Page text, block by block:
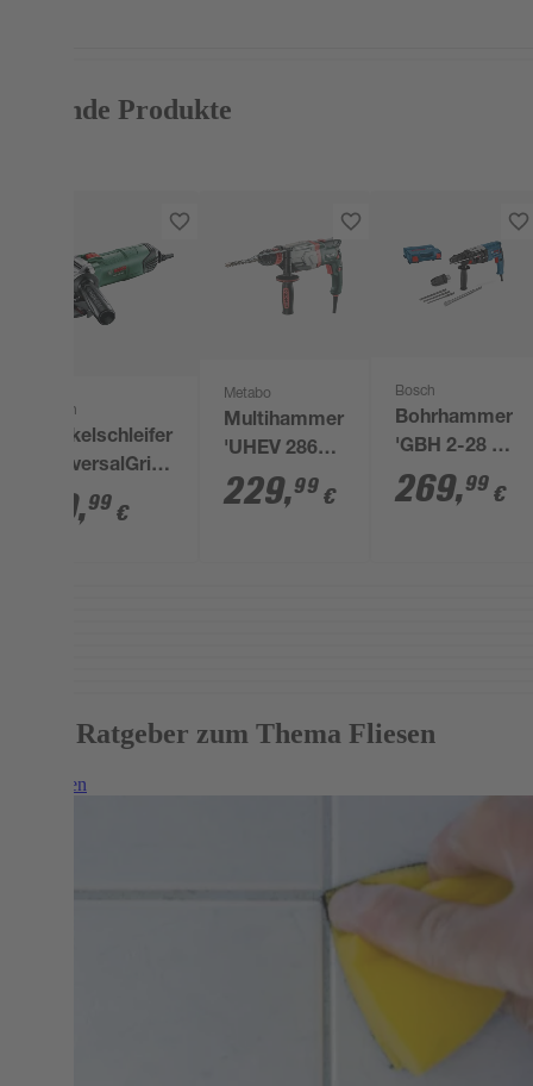
Passende Produkte
Bosch
Winkelschleifer
'UniversalGrind
750-115' Ø 115
49,99 €
Metabo
Multihammer
'UHEV 2860-
2 Quick' 1100
W
229,99 €
Bosch
Bohrhammer
'GBH 2-28 F
Professional'
mit SDS
269,99 €
Mehr Ratgeber zum Thema Fliesen
Weiterlesen